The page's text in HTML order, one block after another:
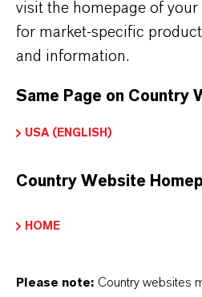
und einem tiefen
finden Sie gleich elf
LANXESS der richtige
ist.
IM MITTELPUNKT
Partner für Ihr
visit the homepage of
for market-specific
and information.
Same Page on Country
USA (ENGLISH)
Country Website
HOME
Please note: Country websites